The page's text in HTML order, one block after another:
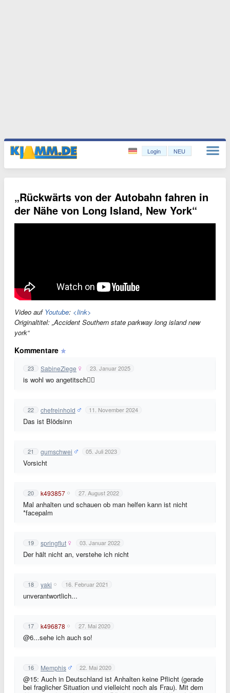
Login NEU
„Rückwärts von der Autobahn fahren in
der Nähe von Long Island, New York“
Video auf Youtube: <link>
Originaltitel: „Accident Southern state parkway long island new
york“
Kommentare
23 SabineZiege 23. Januar 2025
is wohl wo angetitsch🤷‍♀️
22 chefreinhold 11. November 2024
Das ist Blödsinn
21 gumschwei 05. Juli 2023
Vorsicht
20 k493857 27. August 2022
Mal anhalten und schauen ob man helfen kann ist nicht
*facepalm
19 springflut 03. Januar 2022
Der hält nicht an, verstehe ich nicht
18 yaki 16. Februar 2021
unverantwortlich...
17 k496878 27. Mai 2020
@6...sehe ich auch so!
16 Memphis 22. Mai 2020
@15: Auch in Deutschland ist Anhalten keine Pflicht (gerade
bei fraglicher Situation und vielleicht noch als Frau). Mit dem